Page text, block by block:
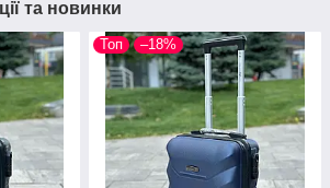
та новинки
Топ –18%